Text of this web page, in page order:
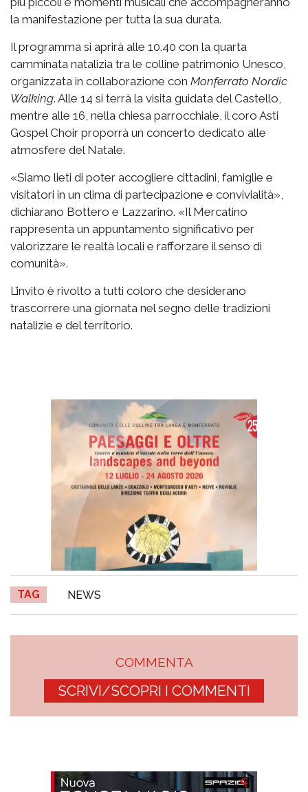
la manifestazione per tutta la sua durata.
Il programma si aprirà alle 10.40 con la quarta
camminata natalizia tra le colline patrimonio Unesco,
organizzata in collaborazione con Monferrato Nordic
Walking. Alle 14 si terrà la visita guidata del Castello,
mentre alle 16, nella chiesa parrocchiale, il coro Asti
Gospel Choir proporrà un concerto dedicato alle
atmosfere del Natale.
«Siamo lieti di poter accogliere cittadini, famiglie e
visitatori in un clima di partecipazione e convivialità»,
dichiarano Bottero e Lazzarino. «Il Mercatino
rappresenta un appuntamento significativo per
valorizzare le realtà locali e rafforzare il senso di
comunità».
L’invito è rivolto a tutti coloro che desiderano
trascorrere una giornata nel segno delle tradizioni
natalizie e del territorio.
TAG NEWS
COMMENTA
SCRIVI/SCOPRI I COMMENTI